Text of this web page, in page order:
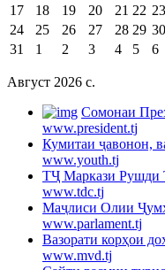
17
18 19 20 21 22 23
24
25 26 27 28 29 30
31
1 2 3 4 5 6
Август 2026 c.
Cомонаи
www.president.tj
Кумитаи ҷавонон,
www.youth.tj
ТҶ Маркази Рушди
www.tdc.tj
Маҷлиси Олии
www.parlament.tj
Вазорати корҳои
www.mvd.tj